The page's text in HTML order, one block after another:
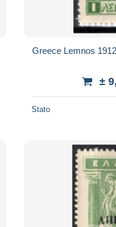
Greece Lemnos
±
Stato